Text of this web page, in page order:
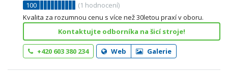
100
(1 hodnocení)
Kvalita za rozumnou cenu s více než 30letou praxí v oboru.
Kontaktujte odborníka na šicí stroje!
+420 603 380 234 Web Galerie